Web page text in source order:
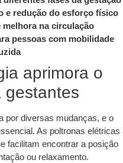
e redução do esforço físico
melhora na circulação
pessoas com mobilidade
aprimora o
gestantes
por diversas mudanças, e o
As poltronas elétricas
facilitam encontrar a posição
ou relaxamento.